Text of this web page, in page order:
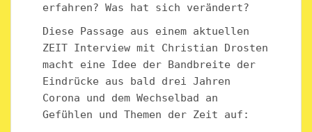
erfahren? Was hat sich verändert?
Diese Passage aus einem aktuellen
ZEIT Interview mit Christian Drosten
macht eine Idee der Bandbreite der
Eindrücke aus bald drei Jahren
Corona und dem Wechselbad an
Gefühlen und Themen der Zeit auf: